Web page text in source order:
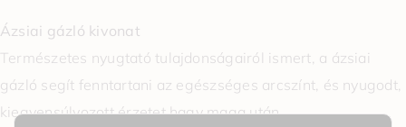
Ázsiai gázló kivonat
Természetes nyugtató tulajdonságairól ismert, a ázsiai
gázló segít fenntartani az egészséges arcszínt, és nyugodt,
kiegyensúlyozott érzetet hagy maga után.